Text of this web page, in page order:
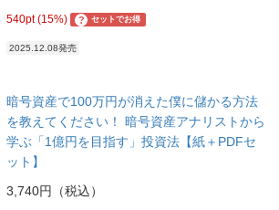
540pt (15%) ? セットでお得
2025.12.08発売
暗号資産で100万円が消えた僕に儲かる方法
を教えてください！ 暗号資産アナリストから
学ぶ「1億円を目指す」投資法【紙＋PDFセ
ット】
3,740円（税込）